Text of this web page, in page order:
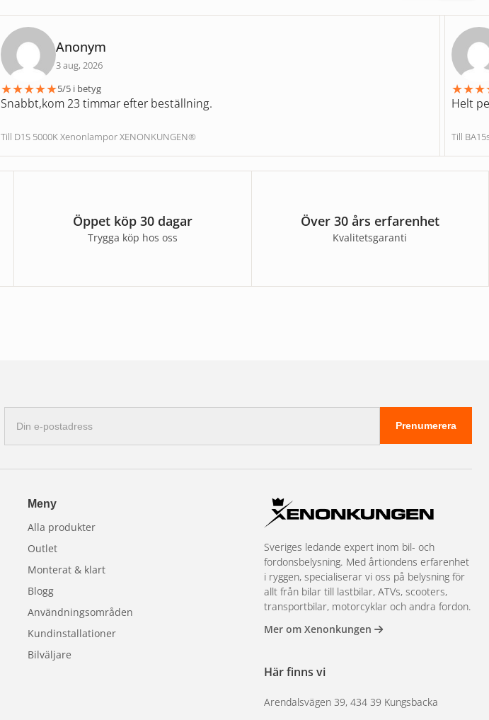
Anonym
3 aug, 2026
★★★★★5/5 i betyg
Snabbt,kom 23 timmar efter beställning.
Till D1S 5000K Xenonlampor XENONKUNGEN®
★★★
Helt
Till
Öppet köp 30 dagar
Trygga köp hos oss
Över 30 års erfarenhet
Kvalitetsgaranti
postadress
Prenumerera
Meny
Alla produkter
Outlet
Monterat & klart
Blogg
Användningsområden
Kundinstallationer
Bilväljare
Sveriges ledande expert inom bil- och
fordonsbelysning. Med årtiondens erfarenhet
i ryggen, specialiserar vi oss på belysning för
allt från bilar till lastbilar, ATVs, scooters,
transportbilar, motorcyklar och andra fordon.
Mer om Xenonkungen
Här finns vi
Arendalsvägen 39, 434 39 Kungsbacka